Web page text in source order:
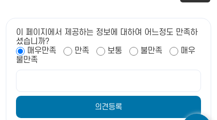
이 페이지에서 제공하는 정보에 대하여 어느정도 만족하
셨습니까?
매우만족
만족 보통 불만족
매우
불만족